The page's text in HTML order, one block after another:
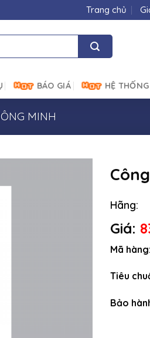
Trang chủ
BÁO GIÁ HỆ
MINH
Giá:
Hãng:
Mã
Tiêu
Bảo